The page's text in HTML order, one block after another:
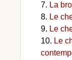
La
Le
Le
Le